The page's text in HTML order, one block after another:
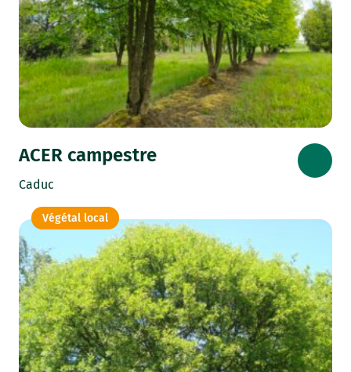
ACER campestre
Caduc
Végétal local